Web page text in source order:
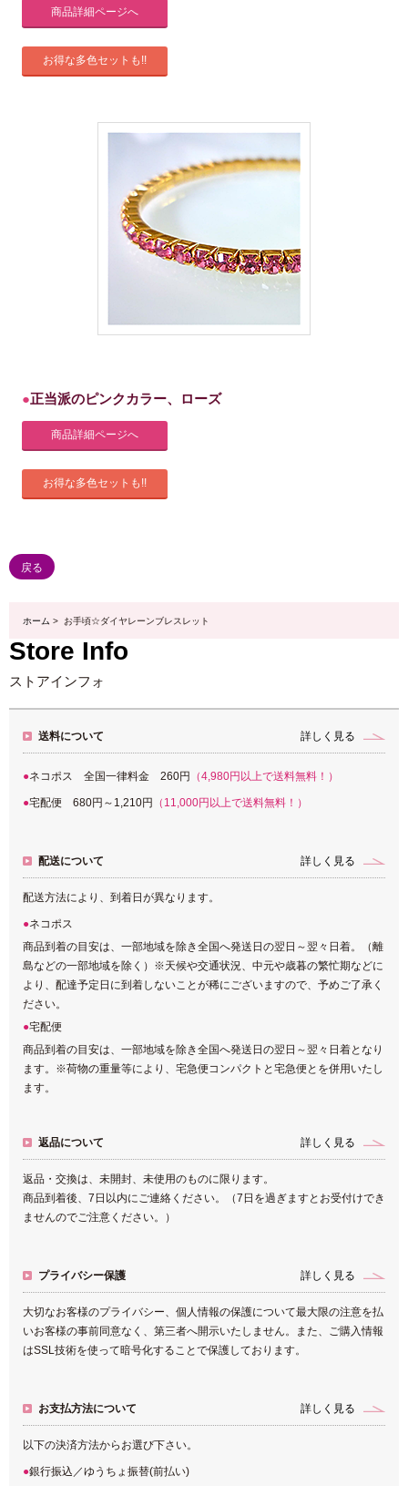
商品詳細ページへ
お得な多色セットも!!
正当派のピンクカラー、ローズ
商品詳細ページへ
お得な多色セットも!!
戻る
ホーム > お手頃☆ダイヤレーンブレスレット
Store Info
ストアインフォ
送料について 詳しく見る
ネコポス 全国一律料金 260円 （4,980円以上で送料無料！）
宅配便 680円～1,210円 （11,000円以上で送料無料！）
配送について 詳しく見る
配送方法により、到着日が異なります。
ネコポス
商品到着の目安は、一部地域を除き全国へ発送日の翌日～翌々日着。（離
島などの一部地域を除く）※天候や交通状況、中元や歳暮の繁忙期などに
より、配達予定日に到着しないことが稀にございますので、予めご了承く
ださい。
宅配便
商品到着の目安は、一部地域を除き全国へ発送日の翌日～翌々日着となり
ます。※荷物の重量等により、宅急便コンパクトと宅急便とを併用いたし
ます。
返品について 詳しく見る
返品・交換は、未開封、未使用のものに限ります。
商品到着後、7日以内にご連絡ください。（7日を過ぎますとお受付けでき
ませんのでご注意ください。）
プライバシー保護 詳しく見る
大切なお客様のプライバシー、個人情報の保護について最大限の注意を払
いお客様の事前同意なく、第三者へ開示いたしません。また、ご購入情報
はSSL技術を使って暗号化することで保護しております。
お支払方法について 詳しく見る
以下の決済方法からお選び下さい。
銀行振込／ゆうちょ振替(前払い)